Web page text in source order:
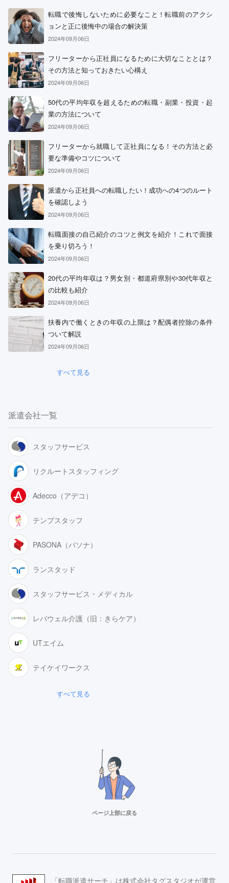
転職で後悔しないために必要なこと！転職前のアクシ
ョンと正に後悔中の場合の解決策
2024年09月06日
フリーターから正社員になるために大切なこととは？
その方法と知っておきたい心構え
2024年09月06日
50代の平均年収を超えるための転職・副業・投資・起
業の方法について
2024年09月06日
フリーターから就職して正社員になる！その方法と必
要な準備やコツについて
2024年09月06日
派遣から正社員への転職したい！成功への4つのルート
を確認しよう
2024年09月06日
転職面接の自己紹介のコツと例文を紹介！これで面接
を乗り切ろう！
2024年09月06日
20代の平均年収は？男女別・都道府県別や30代年収と
の比較も紹介
2024年09月06日
扶養内で働くときの年収の上限は？配偶者控除の条件
ついて解説
2024年09月06日
すべて見る
派遣会社一覧
スタッフサービス
リクルートスタッフィング
Adecco（アデコ）
テンプスタッフ
PASONA（パソナ）
ランスタッド
スタッフサービス・メディカル
レバウェル介護（旧：きらケア）
UTエイム
テイケイワークス
すべて見る
ページ上部に戻る
「転職派遣サーチ」は株式会社タグスタジオが運営